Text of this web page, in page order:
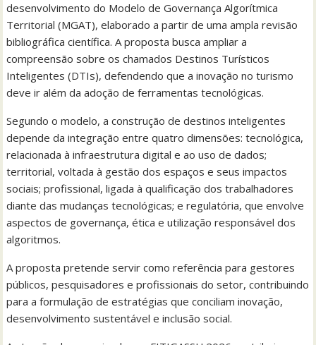
desenvolvimento do Modelo de Governança Algorítmica
Territorial (MGAT), elaborado a partir de uma ampla revisão
bibliográfica científica. A proposta busca ampliar a
compreensão sobre os chamados Destinos Turísticos
Inteligentes (DTIs), defendendo que a inovação no turismo
deve ir além da adoção de ferramentas tecnológicas.
Segundo o modelo, a construção de destinos inteligentes
depende da integração entre quatro dimensões: tecnológica,
relacionada à infraestrutura digital e ao uso de dados;
territorial, voltada à gestão dos espaços e seus impactos
sociais; profissional, ligada à qualificação dos trabalhadores
diante das mudanças tecnológicas; e regulatória, que envolve
aspectos de governança, ética e utilização responsável dos
algoritmos.
A proposta pretende servir como referência para gestores
públicos, pesquisadores e profissionais do setor, contribuindo
para a formulação de estratégias que conciliam inovação,
desenvolvimento sustentável e inclusão social.